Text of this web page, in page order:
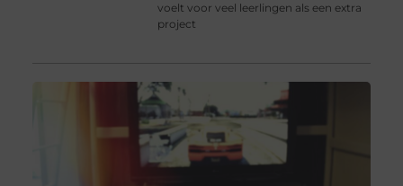
voelt voor veel leerlingen als een extra
project